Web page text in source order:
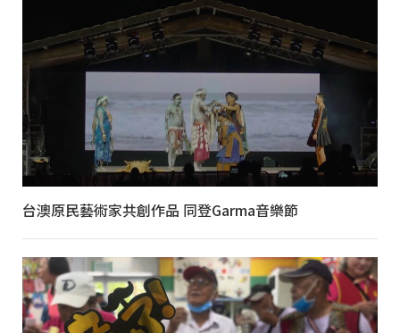
台澳原民藝術家共創作品 同登Garma音樂節